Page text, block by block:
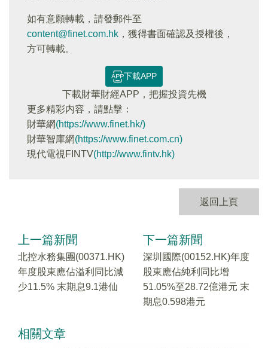
如有意願轉載，請發郵件至
content@finet.com.hk ，獲得書面確認及授權後，
方可轉載。
下載APP
下載財華財經APP，把握投資先機
更多精彩内容，請點擊：
財華網(https://www.finet.hk/)
財華智庫網(https://www.finet.com.cn)
現代電視FINTV(http://www.fintv.hk)
返回上頁
上一篇新聞
北控水務集團(00371.HK)
年度股東應佔溢利同比減
少11.5% 末期息9.1港仙
下一篇新聞
深圳國際(00152.HK)年度
股東應佔純利同比增
51.05%至28.72億港元 末
期息0.598港元
相關文章